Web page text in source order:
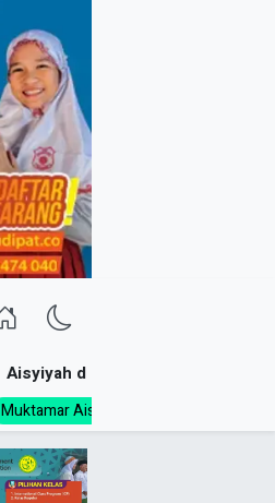
Aisyiyah dan NA
Muktamar Aisyiyah 1926:...